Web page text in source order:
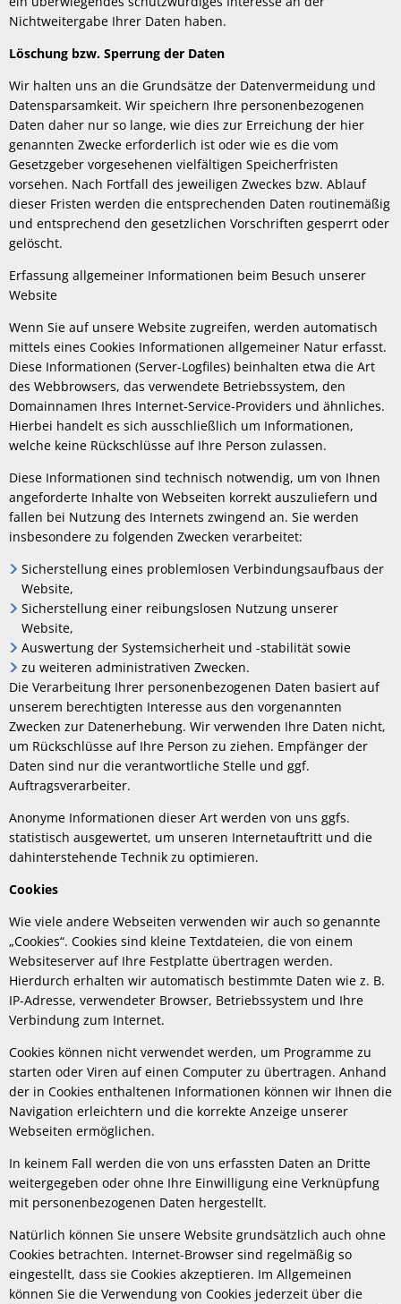
Nichtweitergabe Ihrer Daten haben.
Löschung bzw. Sperrung der Daten
Wir halten uns an die Grundsätze der Datenvermeidung und
Datensparsamkeit. Wir speichern Ihre personenbezogenen
Daten daher nur so lange, wie dies zur Erreichung der hier
genannten Zwecke erforderlich ist oder wie es die vom
Gesetzgeber vorgesehenen vielfältigen Speicherfristen
vorsehen. Nach Fortfall des jeweiligen Zweckes bzw. Ablauf
dieser Fristen werden die entsprechenden Daten routinemäßig
und entsprechend den gesetzlichen Vorschriften gesperrt oder
gelöscht.
Erfassung allgemeiner Informationen beim Besuch unserer
Website
Wenn Sie auf unsere Website zugreifen, werden automatisch
mittels eines Cookies Informationen allgemeiner Natur erfasst.
Diese Informationen (Server-Logfiles) beinhalten etwa die Art
des Webbrowsers, das verwendete Betriebssystem, den
Domainnamen Ihres Internet-Service-Providers und ähnliches.
Hierbei handelt es sich ausschließlich um Informationen,
welche keine Rückschlüsse auf Ihre Person zulassen.
Diese Informationen sind technisch notwendig, um von Ihnen
angeforderte Inhalte von Webseiten korrekt auszuliefern und
fallen bei Nutzung des Internets zwingend an. Sie werden
insbesondere zu folgenden Zwecken verarbeitet:
Sicherstellung eines problemlosen Verbindungsaufbaus der
Website,
Sicherstellung einer reibungslosen Nutzung unserer
Website,
Auswertung der Systemsicherheit und -stabilität sowie
zu weiteren administrativen Zwecken.
Die Verarbeitung Ihrer personenbezogenen Daten basiert auf
unserem berechtigten Interesse aus den vorgenannten
Zwecken zur Datenerhebung. Wir verwenden Ihre Daten nicht,
um Rückschlüsse auf Ihre Person zu ziehen. Empfänger der
Daten sind nur die verantwortliche Stelle und ggf.
Auftragsverarbeiter.
Anonyme Informationen dieser Art werden von uns ggfs.
statistisch ausgewertet, um unseren Internetauftritt und die
dahinterstehende Technik zu optimieren.
Cookies
Wie viele andere Webseiten verwenden wir auch so genannte
„Cookies“. Cookies sind kleine Textdateien, die von einem
Websiteserver auf Ihre Festplatte übertragen werden.
Hierdurch erhalten wir automatisch bestimmte Daten wie z. B.
IP-Adresse, verwendeter Browser, Betriebssystem und Ihre
Verbindung zum Internet.
Cookies können nicht verwendet werden, um Programme zu
starten oder Viren auf einen Computer zu übertragen. Anhand
der in Cookies enthaltenen Informationen können wir Ihnen die
Navigation erleichtern und die korrekte Anzeige unserer
Webseiten ermöglichen.
In keinem Fall werden die von uns erfassten Daten an Dritte
weitergegeben oder ohne Ihre Einwilligung eine Verknüpfung
mit personenbezogenen Daten hergestellt.
Natürlich können Sie unsere Website grundsätzlich auch ohne
Cookies betrachten. Internet-Browser sind regelmäßig so
eingestellt, dass sie Cookies akzeptieren. Im Allgemeinen
können Sie die Verwendung von Cookies jederzeit über die